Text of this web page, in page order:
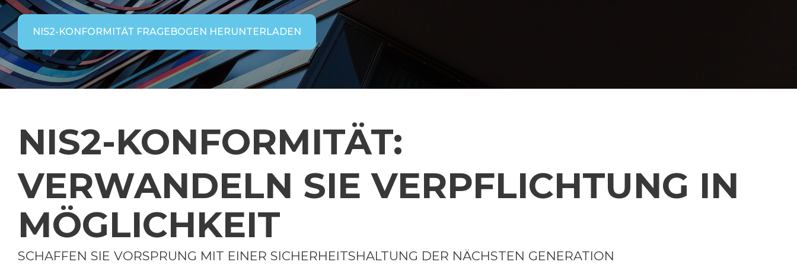
NIS2-KONFORMITÄT FRAGEBOGEN HERUNTERLADEN
NIS2-KONFORMITÄT:
VERWANDELN SIE VERPFLICHTUNG IN
MÖGLICHKEIT
SCHAFFEN SIE VORSPRUNG MIT EINER SICHERHEITSHALTUNG DER NÄCHSTEN GENERATION